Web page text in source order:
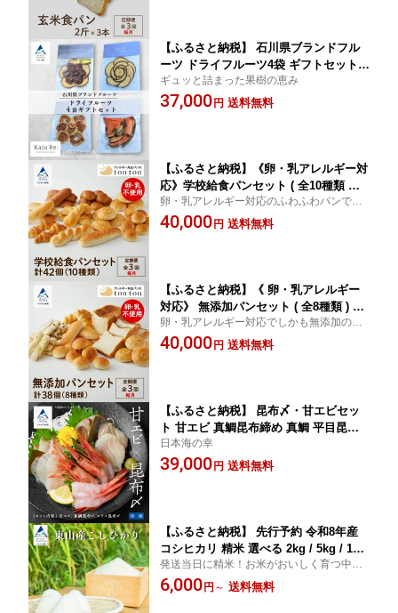
【ふるさと納税】 石川県ブランドフル
ーツ ドライフルーツ4袋 ギフトセット
果物 プレゼント cm007n00【Kaju R
e:】
ギュッと詰まった果樹の恵み
37,000 円 送料無料
【ふるさと納税】《卵・乳アレルギー対
応》学校給食パンセット ( 全10種類 ）
「 3ヶ月 定期便 （毎月）」パン 冷凍パ
ン 卵不使用 乳不使用 冷凍 全42個入 コ
卵・乳アレルギー対応のふわふわパンでみ
んなを笑顔に
40,000 円 送料無料
【ふるさと納税】《 卵・乳アレルギー
対応》 無添加パンセット ( 全8種類 ) 「
3ヵ月 定期便（毎月）」 パン 冷凍パン
卵不使用 乳不使用 冷凍 8種類 全38個入
卵・乳アレルギー対応でしかも無添加のパ
ン！
40,000 円 送料無料
【ふるさと納税】 昆布〆・甘エビセッ
ト 甘エビ 真鯛昆布締め 真鯛 平目昆布
締め ヒラメ ひらめ えび セット 詰め合
わせ グルメ お取り寄せ お中元 お歳暮
日本海の幸
39,000 円 送料無料
【ふるさと納税】 先行予約 令和8年産
コシヒカリ 精米 選べる 2kg / 5kg / 10k
g / 15kg / 30kg 米 コメ お米 国産米 小
松市 石川県 北陸 bc003m00 【元田農
発送当日に精米！お米がおいしく育つ中山
間地域、小松市の東山産コシヒカリです！
6,000 円 ～ 送料無料